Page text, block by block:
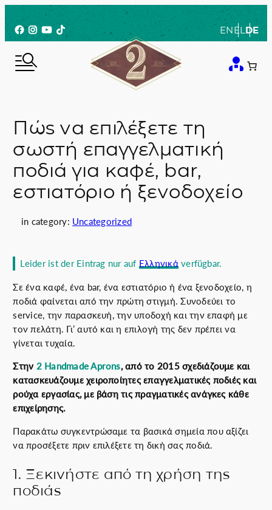
Inhalt
springen
Facebook
Instagram
YouTube
TikTok ENEL DE
Πώς να επιλέξετε τη
σωστή επαγγελματική
ποδιά για καφέ, bar,
εστιατόριο ή ξενοδοχείο
in category: Uncategorized
Leider ist der Eintrag nur auf Ελληνικά verfügbar.
Σε ένα καφέ, ένα bar, ένα εστιατόριο ή ένα ξενοδοχείο, η
ποδιά φαίνεται από την πρώτη στιγμή. Συνοδεύει το
service, την παρασκευή, την υποδοχή και την επαφή με
τον πελάτη. Γι’ αυτό και η επιλογή της δεν πρέπει να
γίνεται τυχαία.
Στην 2 Handmade Aprons, από το 2015 σχεδιάζουμε και
κατασκευάζουμε χειροποίητες επαγγελματικές ποδιές και
ρούχα εργασίας, με βάση τις πραγματικές ανάγκες κάθε
επιχείρησης.
Παρακάτω συγκεντρώσαμε τα βασικά σημεία που αξίζει
να προσέξετε πριν επιλέξετε τη δική σας ποδιά.
1. Ξεκινήστε από τη χρήση της
ποδιάς